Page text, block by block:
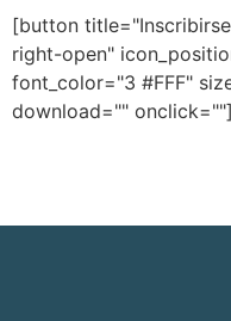
[button
right-open"
font_color="3 #FFF"
download="" onclick=""]